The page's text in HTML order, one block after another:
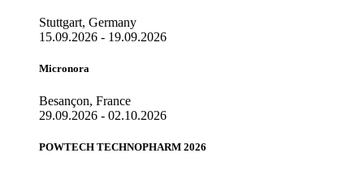
Stuttgart, Germany
15.09.2026 - 19.09.2026
Micronora
Besançon, France
29.09.2026 - 02.10.2026
POWTECH TECHNOPHARM 2026